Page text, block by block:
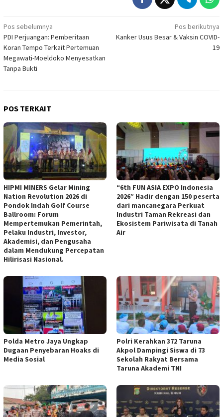
Navigasi
pos
Pos sebelumnya
PDI Perjuangan: Pemberitaan
Koran Tempo Terkait Pertemuan
Megawati-Moeldoko Menyesatkan
Tanpa Bukti
Pos berikutnya
Kanker Usus Besar & Vaksin COVID-
19
POS TERKAIT
HIPMI MINERS Gelar Mining
Nation Revolution 2026 di
Pondok Indah Golf Course
Ballroom: Forum
Mempertemukan Pemerintah,
Pelaku Industri, Investor,
Akademisi, dan Pengusaha
dalam Mendukung Percepatan
Hilirisasi Nasional.
“6th FUN ASIA EXPO Indonesia
2026” Hadir dengan 150 peserta
dari mancanegara Perkuat
Industri Taman Rekreasi dan
Ekosistem Pariwisata di Tanah
Air
Polda Metro Jaya Ungkap
Dugaan Penyebaran Hoaks di
Media Sosial
Polri Kerahkan 372 Taruna
Akpol Dampingi Siswa di 73
Sekolah Rakyat Bersama
Taruna Akademi TNI